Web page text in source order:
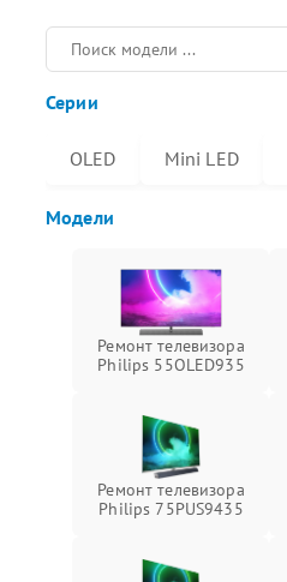
Серии
OLED Mini LED
Модели
Ремонт телевизора
Philips 55OLED935
Ремонт телевизора
Philips 75PUS9435